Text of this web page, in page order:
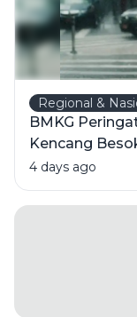
Regional &
BMKG
Kencang
Wilayahnya
4 days ago